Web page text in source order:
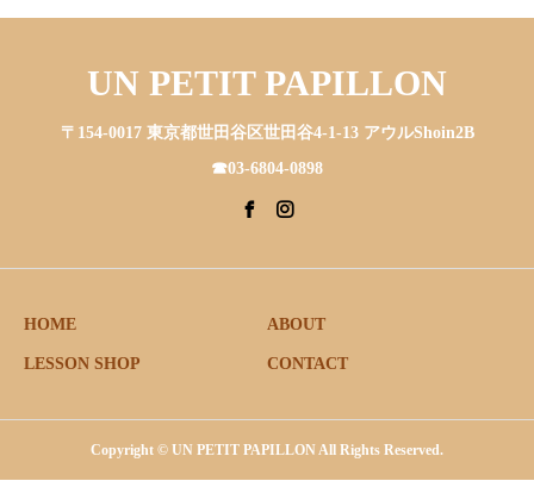
UN PETIT PAPILLON
〒154-0017 東京都世田谷区世田谷4-1-13 アウルShoin2B
☎︎03-6804-0898
HOME ABOUT
LESSON SHOP CONTACT
Copyright © UN PETIT PAPILLON All Rights Reserved.